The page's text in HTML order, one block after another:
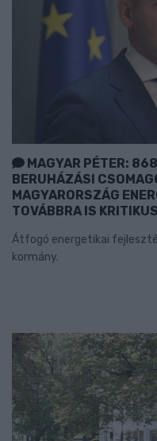
MAGYAR PÉTER:
BERUHÁZÁSI
MAGYARORSZÁG
TOVÁBBRA IS
Átfogó energetikai
kormány.